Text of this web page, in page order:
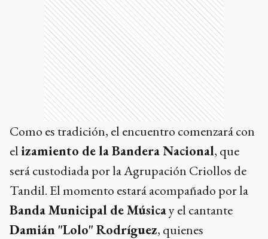
Como es tradición, el encuentro comenzará con
el izamiento de la Bandera Nacional, que
será custodiada por la Agrupación Criollos de
Tandil. El momento estará acompañado por la
Banda Municipal de Músicay el cantante
Damián "Lolo" Rodríguez, quienes